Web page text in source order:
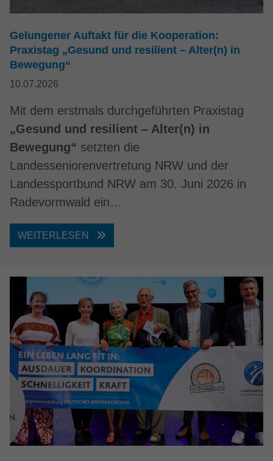
Gelungener Auftakt für die Kooperation:
Praxistag „Gesund und resilient – Alter(n) in
Bewegung“
10.07.2026
Mit dem erstmals durchgeführten Praxistag
„Gesund und resilient – Alter(n) in
Bewegung“ setzten die
Landesseniorenvertretung NRW und der
Landessportbund NRW am 30. Juni 2026 in
Radevormwald ein…
WEITERLESEN